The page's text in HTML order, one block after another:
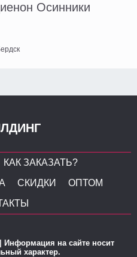
Осинники
КАК ЗАКАЗАТЬ?
СКИДКИ
ОПТОМ
на сайте носит
характер.